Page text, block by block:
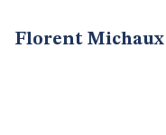
Florent Michaux